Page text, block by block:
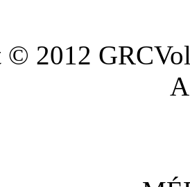
© 2012
A